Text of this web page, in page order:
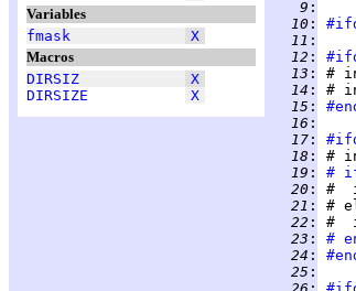
Variables
fmask
X
Macros
DIRSIZ
X
DIRSIZE
X
   9
:
  10
:
  11
:
  12
:
  13
: #
  14
: #
  15
:
  16
:
  17
:
  18
: #
  19
: #
  20
: #
  21
:
  22
: #
  23
: #
  24
:
  25
: